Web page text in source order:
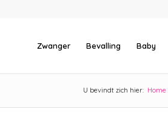
Zwanger Bevalling Baby
U bevindt zich hier: Home